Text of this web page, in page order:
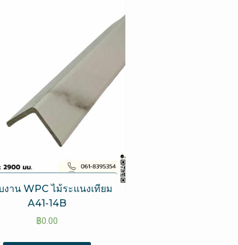
งาน WPC​ ไม้ระแนงเทียม
A41-14B
฿0.00